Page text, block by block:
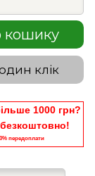
кошику
клік
1000 грн?
передоплати